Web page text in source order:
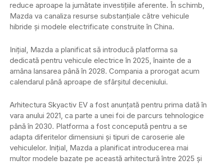
reduce aproape la jumătate investițiile aferente. În schimb,
Mazda va canaliza resurse substanțiale către vehicule
hibride și modele electrificate construite în China.
Inițial, Mazda a planificat să introducă platforma sa
dedicată pentru vehicule electrice în 2025, înainte de a
amâna lansarea până în 2028. Compania a prorogat acum
calendarul până aproape de sfârșitul deceniului.
Arhitectura Skyactiv EV a fost anunțată pentru prima dată în
vara anului 2021, ca parte a unei foi de parcurs tehnologice
până în 2030. Platforma a fost concepută pentru a se
adapta diferitelor dimensiuni și tipuri de caroserie ale
vehiculelor. Inițial, Mazda a planificat introducerea mai
multor modele bazate pe această arhitectură între 2025 și